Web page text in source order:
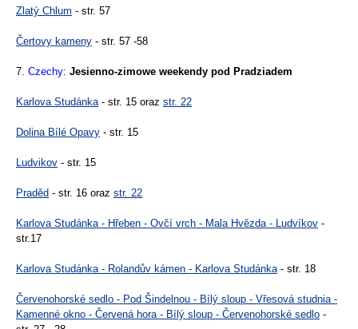
Zlatý Chlum - str. 57
Čertovy kameny - str. 57 -58
7. Czechy: Jesienno-zimowe weekendy pod Pradziadem
Karlova Studánka- str. 15 oraz str. 22
Dolina Bílé Opavy - str. 15
Ludvikov - str. 15
Praděd - str. 16 oraz str. 22
Karlova Studánka - Hřeben - Ovčí vrch - Mala Hvězda - Ludvíkov -
str.17
Karlova Studánka - Rolandův kámen - Karlova Studánka- str. 18
Červenohorské sedlo - Pod Šindelnou - Bílý sloup - Vřesová studnia -
Kamenné okno - Červená hora - Bílý sloup - Červenohorské sedlo -